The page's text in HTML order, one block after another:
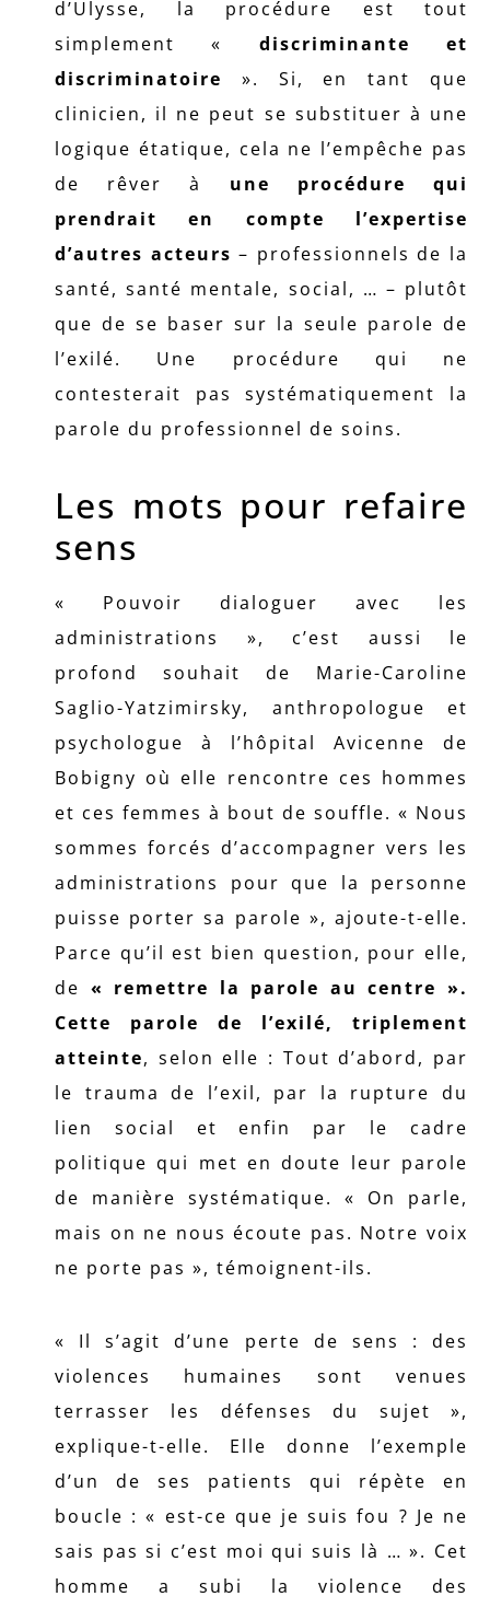
d’Ulysse, la procédure est tout
simplement « discriminante et
discriminatoire ». Si, en tant que
clinicien, il ne peut se substituer à une
logique étatique, cela ne l’empêche pas
de rêver à une procédure qui
prendrait en compte l’expertise
d’autres acteurs– professionnels de la
santé, santé mentale, social, … – plutôt
que de se baser sur la seule parole de
l’exilé. Une procédure qui ne
contesterait pas systématiquement la
parole du professionnel de soins.
Les mots pour refaire
sens
« Pouvoir dialoguer avec les
administrations », c’est aussi le
profond souhait de Marie-Caroline
Saglio-Yatzimirsky, anthropologue et
psychologue à l’hôpital Avicenne de
Bobigny où elle rencontre ces hommes
et ces femmes à bout de souffle. « Nous
sommes forcés d’accompagner vers les
administrations pour que la personne
puisse porter sa parole », ajoute-t-elle.
Parce qu’il est bien question, pour elle,
de « remettre la parole au centre ».
Cette parole de l’exilé, triplement
atteinte, selon elle : Tout d’abord, par
le trauma de l’exil, par la rupture du
lien social et enfin par le cadre
politique qui met en doute leur parole
de manière systématique. « On parle,
mais on ne nous écoute pas. Notre voix
ne porte pas », témoignent-ils.
« Il s’agit d’une perte de sens : des
violences humaines sont venues
terrasser les défenses du sujet »,
explique-t-elle. Elle donne l’exemple
d’un de ses patients qui répète en
boucle : « est-ce que je suis fou ? Je ne
sais pas si c’est moi qui suis là … ». Cet
homme a subi la violence des